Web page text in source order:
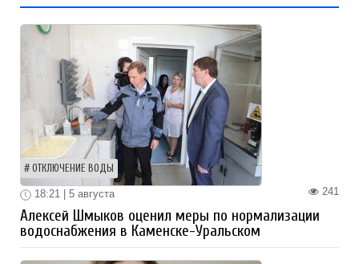
ОТКЛЮЧЕНИЕ ВОДЫ
241
18:21 | 5 августа
Алексей Шмыков оценил меры по нормализации
водоснабжения в Каменске-Уральском